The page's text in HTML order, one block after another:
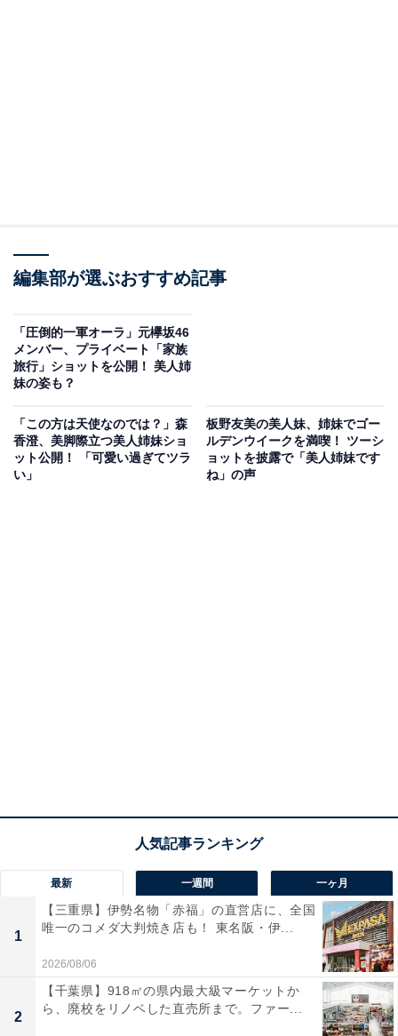
編集部が選ぶおすすめ記事
「圧倒的一軍オーラ」元欅坂46
メンバー、プライベート「家族
旅行」ショットを公開！ 美人姉
妹の姿も？
「この方は天使なのでは？」森
香澄、美脚際立つ美人姉妹ショ
ット公開！ 「可愛い過ぎてツラ
い」
板野友美の美人妹、姉妹でゴー
ルデンウイークを満喫！ ツーシ
ョットを披露で「美人姉妹です
ね」の声
最新 一週間 一ヶ月
1
【三重県】伊勢名物「赤福」の直営店に、全国
唯一のコメダ大判焼き店も！ 東名阪・伊...
2026/08/06
2
【千葉県】918㎡の県内最大級マーケットか
ら、廃校をリノベした直売所まで。ファー...